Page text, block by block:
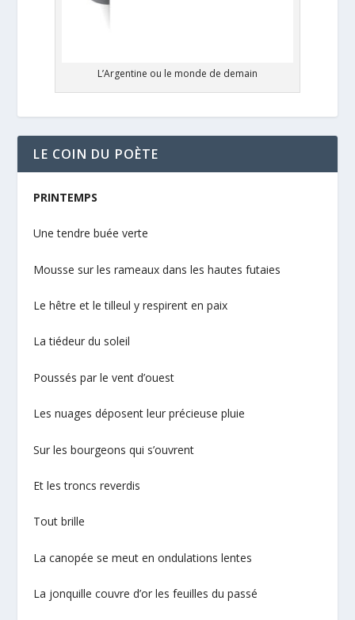
L’Argentine ou le monde de demain
LE COIN DU POÈTE
PRINTEMPS
Une tendre buée verte
Mousse sur les rameaux dans les hautes futaies
Le hêtre et le tilleul y respirent en paix
La tiédeur du soleil
Poussés par le vent d’ouest
Les nuages déposent leur précieuse pluie
Sur les bourgeons qui s’ouvrent
Et les troncs reverdis
Tout brille
La canopée se meut en ondulations lentes
La jonquille couvre d’or les feuilles du passé